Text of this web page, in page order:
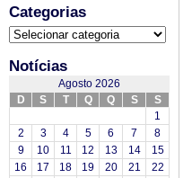
Categorias
Categorias
Notícias
Agosto 2026
D
S T Q Q S
S
1
2
3 4 5 6 7
8
9
10 11 12 13 14
15
16
17 18 19 20 21
22